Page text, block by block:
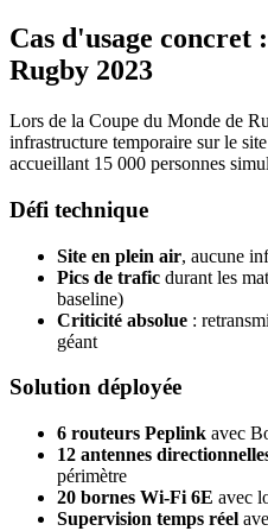
Cas d'usage concret
Rugby 2023
Lors de la Coupe du Monde de
infrastructure temporaire sur le
accueillant 15 000 personnes
Défi technique
Site en plein air, aucune
Pics de trafic durant les
baseline)
Criticité absolue :
géant
Solution déployée
6 routeurs Peplink avec
12 antennes
périmètre
20 bornes Wi-Fi 6E avec
Supervision temps réel